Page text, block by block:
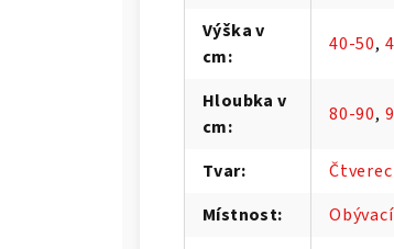
Výška v
cm:
40-50,
Hloubka v
cm:
80-90,
Tvar:
Čtverec
Místnost: